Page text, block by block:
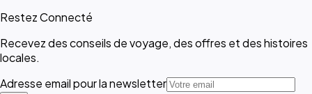
Restez Connecté
Recevez des conseils de voyage, des offres et des histoires
locales.
Adresse email pour la newsletter